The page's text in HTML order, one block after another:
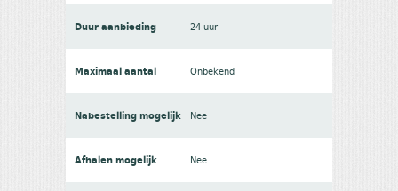
Duur aanbieding 24 uur
Maximaal aantal Onbekend
Nabestelling mogelijk Nee
Afhalen mogelijk Nee